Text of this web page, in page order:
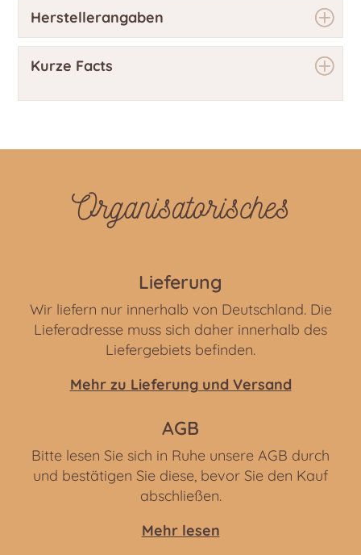
Herstellerangaben
Kurze Facts
Organisatorisches
Lieferung
Wir liefern nur innerhalb von Deutschland. Die
Lieferadresse muss sich daher innerhalb des
Liefergebiets befinden.
Mehr zu Lieferung und Versand
AGB
Bitte lesen Sie sich in Ruhe unsere AGB durch
und bestätigen Sie diese, bevor Sie den Kauf
abschließen.
Mehr lesen